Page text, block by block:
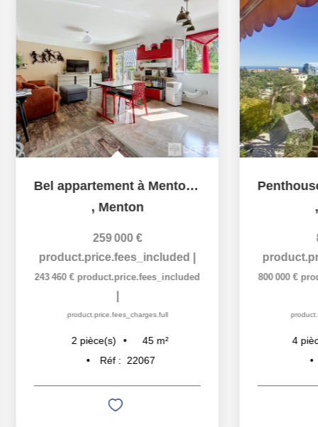
Bel appartement à Menton de 2 pièces 45 m2 - grande cave
,Menton
259 000 €
product.price.fees_included|
243 460 € product.price.fees_included
product.price.fees_charges.full
2pièce(s) 45m²
Réf :
22067
,
800 000 €
4